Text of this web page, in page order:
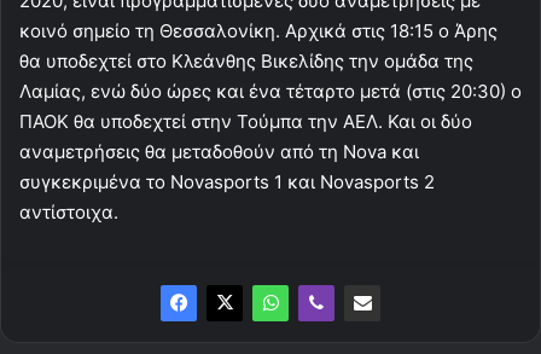
κοινό σημείο τη Θεσσαλονίκη. Αρχικά στις 18:15 ο Άρης
θα υποδεχτεί στο Κλεάνθης Βικελίδης την ομάδα της
Λαμίας, ενώ δύο ώρες και ένα τέταρτο μετά (στις 20:30) ο
ΠΑΟΚ θα υποδεχτεί στην Τούμπα την ΑΕΛ. Και οι δύο
αναμετρήσεις θα μεταδοθούν από τη Nova και
συγκεκριμένα το Novasports 1 και Novasports 2
αντίστοιχα.